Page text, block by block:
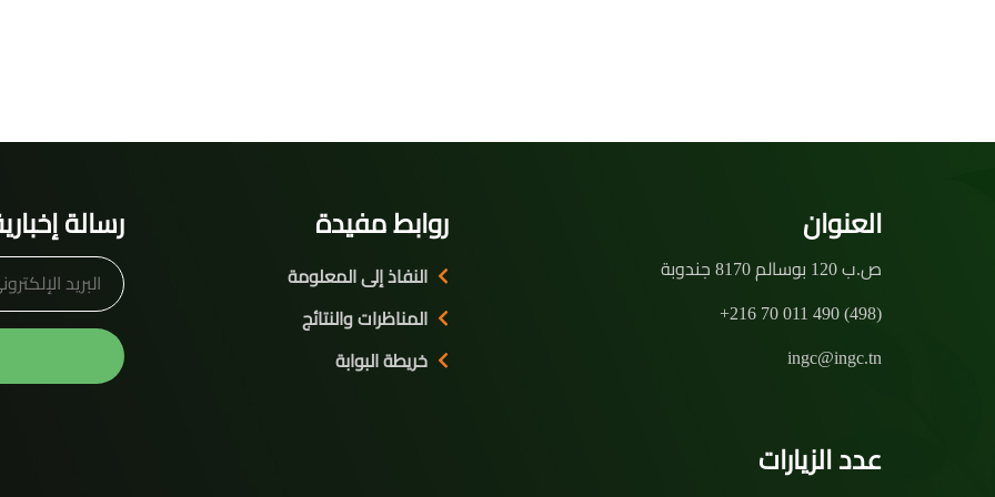
العنوان
ص.ب 120 بوسالم 8170 جندوبة
+216 70 011 490 (498)
ingc@ingc.tn
عدد الزيارات
روابط مفيدة
النفاذ إلى المعلومة
المناظرات والنتائج
خريطة البوابة
رسالة